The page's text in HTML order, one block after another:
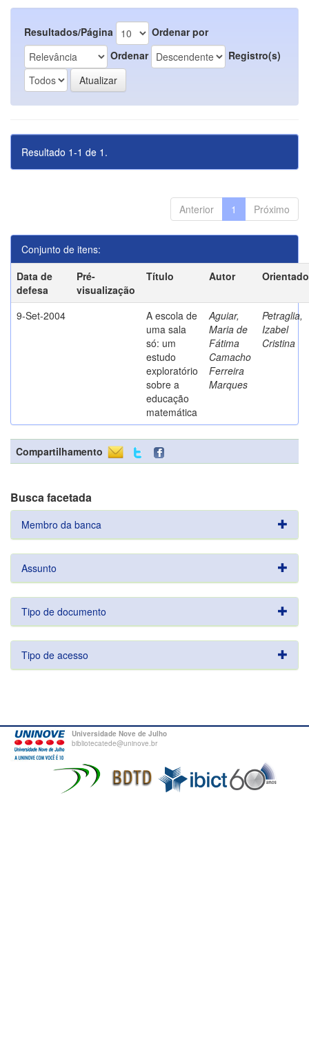
Resultados/Página
Ordenar por
Ordenar
Registro(s)
Resultado 1-1 de 1.
Anterior 1 Próximo
Conjunto de itens:
Data de
defesa
Pré-
visualização
Título Autor
9-Set-2004
A escola de
uma sala
só: um
estudo
exploratório
sobre a
educação
matemática
Aguiar,
Maria de
Fátima
Camacho
Ferreira
Marques
Petraglia,
Izabel
Cristina
Compartilhamento
Busca facetada
Membro da banca
Assunto
Tipo de documento
Tipo de acesso
Universidade Nove de Julho
bibliotecatede@uninove.br